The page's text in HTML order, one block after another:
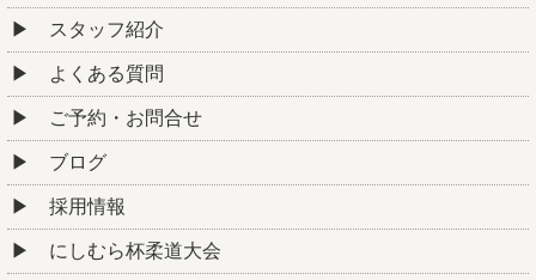
スタッフ紹介
よくある質問
ご予約・お問合せ
ブログ
採用情報
にしむら杯柔道大会